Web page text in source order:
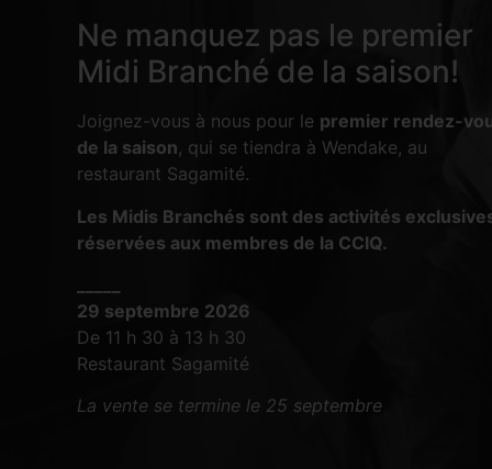
Ne manquez pas le premier
Midi Branché de la saison!
Joignez-vous à nous pour le premier rendez-
de la saison, qui se tiendra à Wendake, au
restaurant Sagamité.
Les Midis Branchés sont des activités
réservées aux membres de la CCIQ.
29 septembre 2026
De 11 h 30 à 13 h 30
Restaurant Sagamité
La vente se termine le 25 septembre